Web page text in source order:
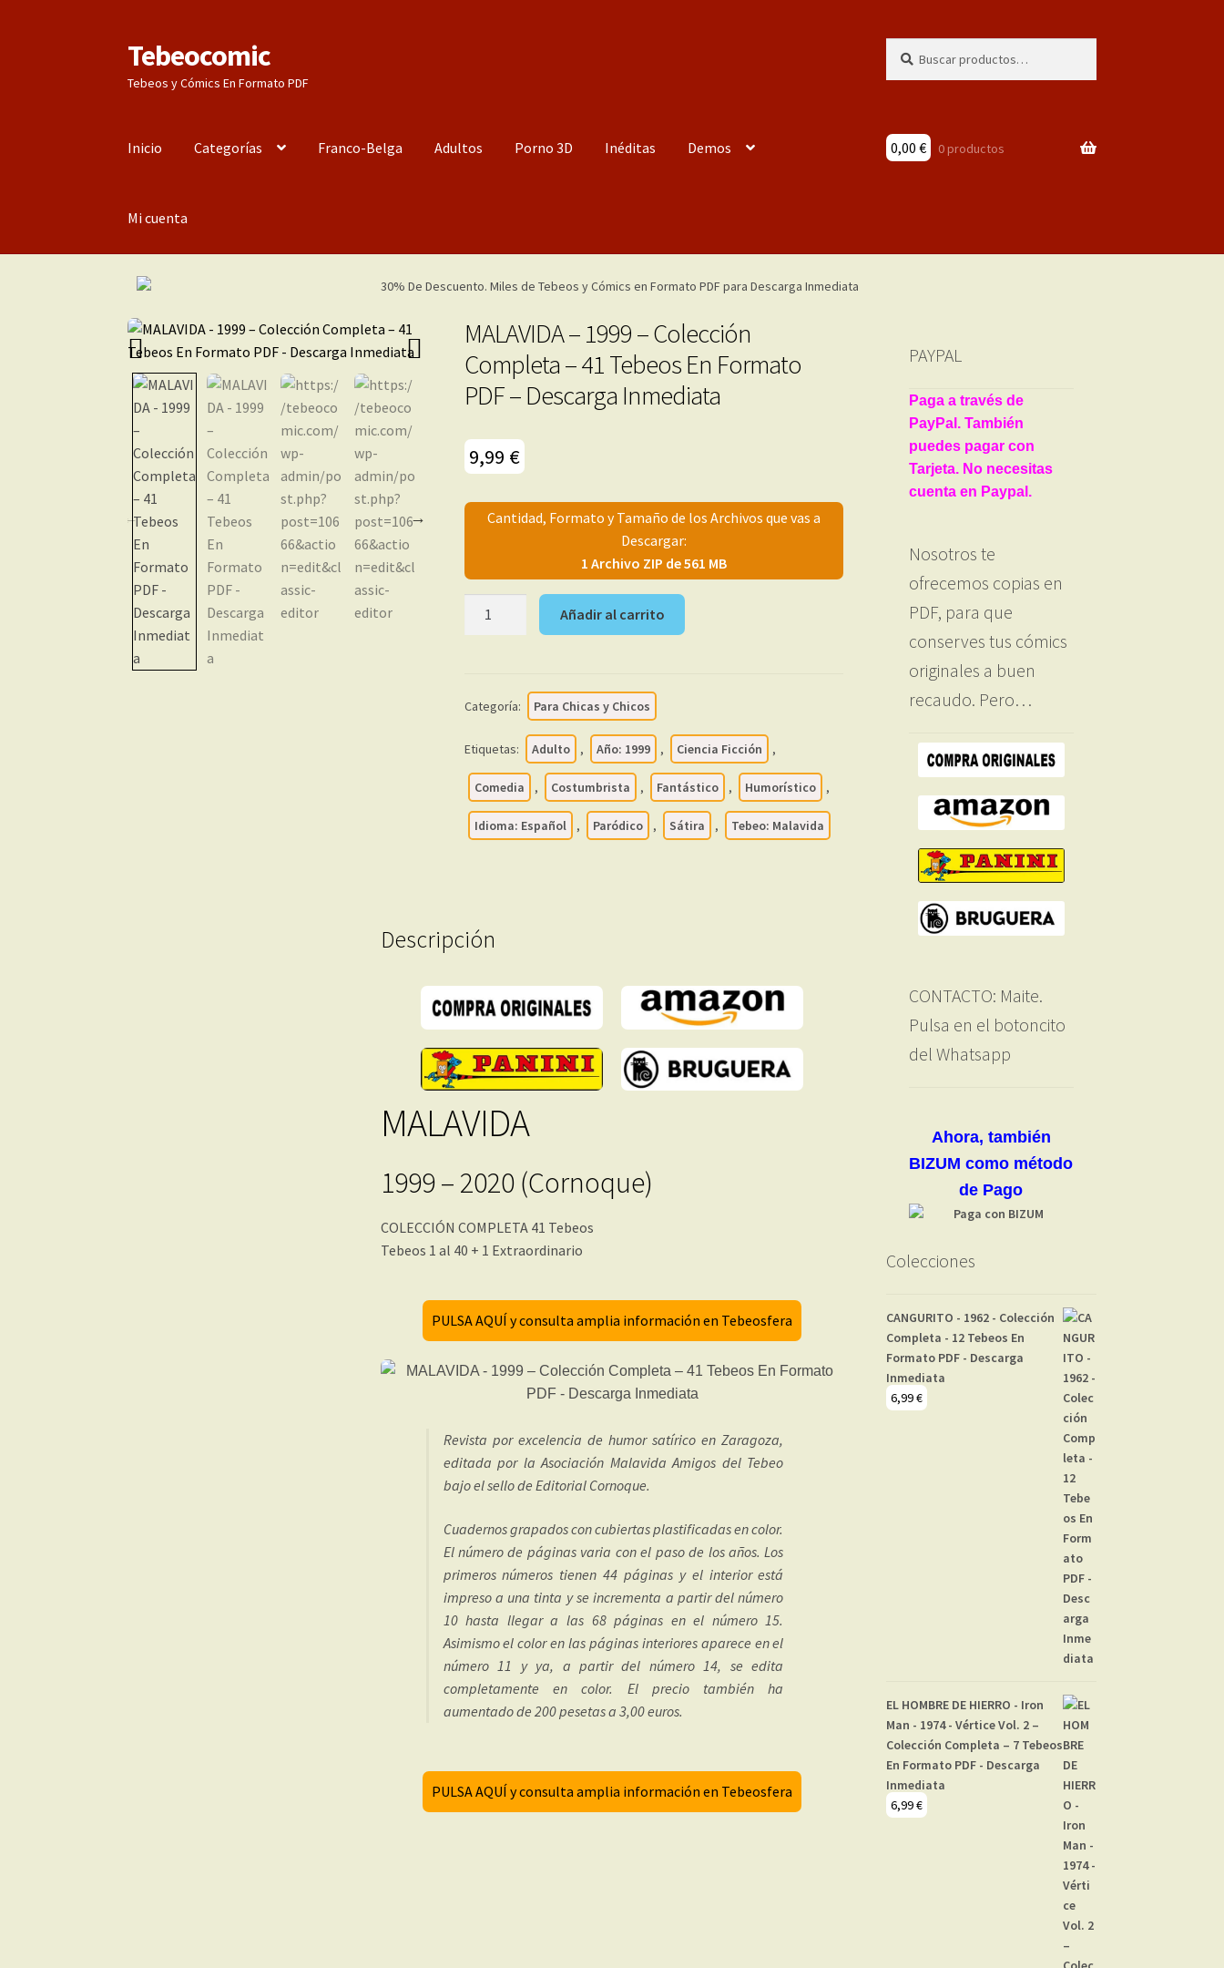
Ir
a
la
Ir
al
contenido
Tebeocomic
Tebeos y Cómics En Formato PDF
por:
Inicio Categorías Franco-Belga Adultos Porno 3D Inéditas Demos
Mi cuenta
0,00 € 0 productos
MALAVIDA – 1999 – Colección
Completa – 41 Tebeos En Formato
PDF – Descarga Inmediata
9,99 €
Cantidad, Formato y Tamaño de los Archivos que vas a
Descargar:
1 Archivo ZIP de 561 MB
Completa
–
Tebeos
En
Formato
cantidad
Añadir al carrito
Categoría: Para Chicas y Chicos
Etiquetas: Adulto , Año: 1999 , Ciencia Ficción ,
Comedia , Costumbrista , Fantástico , Humorístico ,
Idioma: Español , Paródico , Sátira , Tebeo: Malavida
Descripción
MALAVIDA
1999 – 2020 (Cornoque)
COLECCIÓN COMPLETA 41 Tebeos
Tebeos 1 al 40 + 1 Extraordinario
PULSA AQUÍ y consulta amplia información en Tebeosfera
Revista por excelencia de humor satírico en Zaragoza,
editada por la Asociación Malavida Amigos del Tebeo
bajo el sello de Editorial Cornoque.
Cuadernos grapados con cubiertas plastificadas en color.
El número de páginas varia con el paso de los años. Los
primeros números tienen 44 páginas y el interior está
impreso a una tinta y se incrementa a partir del número
10 hasta llegar a las 68 páginas en el número 15.
Asimismo el color en las páginas interiores aparece en el
número 11 y ya, a partir del número 14, se edita
completamente en color. El precio también ha
aumentado de 200 pesetas a 3,00 euros.
PULSA AQUÍ y consulta amplia información en Tebeosfera
PAYPAL
Paga a través de
PayPal. También
puedes pagar con
Tarjeta. No necesitas
cuenta en Paypal.
Nosotros te
ofrecemos copias en
PDF, para que
conserves tus cómics
originales a buen
recaudo. Pero…
CONTACTO: Maite.
Pulsa en el botoncito
del Whatsapp
Ahora, también
BIZUM como método
de Pago
Colecciones
CANGURITO - 1962 - Colección
Completa - 12 Tebeos En
Formato PDF - Descarga
Inmediata
6,99€
EL HOMBRE DE HIERRO - Iron
Man - 1974 - Vértice Vol. 2 –
Colección Completa – 7 Tebeos
En Formato PDF - Descarga
Inmediata
6,99€